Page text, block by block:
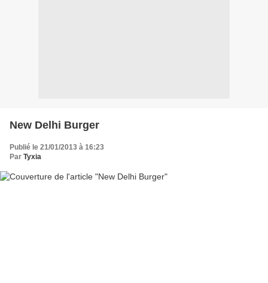
New Delhi Burger
Publié le 21/01/2013 à 16:23
Par Tyxia